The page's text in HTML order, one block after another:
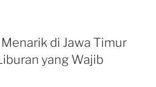
di Jawa Timur
yang Wajib